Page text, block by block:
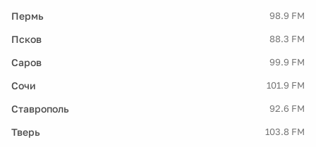
Пермь 98.9 FM
Псков 88.3 FM
Саров 99.9 FM
Сочи 101.9 FM
Ставрополь 92.6 FM
Тверь 103.8 FM